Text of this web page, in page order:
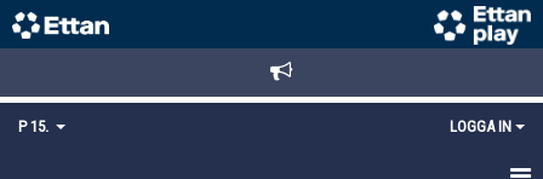
P 15. LOGGA IN